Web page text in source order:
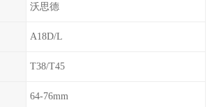
沃思德
A18D/L
T38/T45
64-76mm